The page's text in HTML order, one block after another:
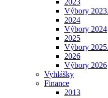
2023
Výbory 2023.
2024
Výbory 2024
2025
Výbory 2025.
2026
Výbory 2026
Vyhlášky
Finance
2013